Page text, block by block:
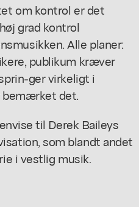
om kontrol er det
grad kontrol
Alle planer:
publikum kræver
ger virkeligt i
bemærket det.
til Derek Baileys
som blandt andet
i vestlig musik.